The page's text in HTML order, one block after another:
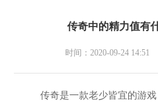
传奇中的精力值有
时间：2020-09-24 14:51
传奇是一款老少皆宜的游